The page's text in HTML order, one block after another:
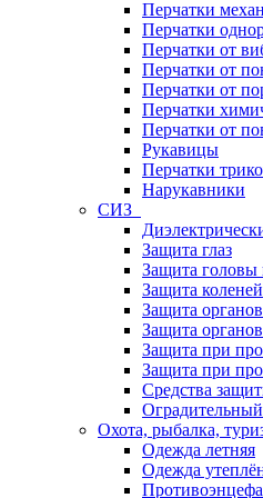
Перчатки
Перчатки
Перчатки от
Перчатки от
Перчатки от
Перчатки
Перчатки от
Рукавицы
Перчатки
Нарукавники
СИЗ
Защита глаз
Защита головы
Защита коленей
Защита
Защита
Защита при
Защита при
Средства
Охота, рыбалка,
Одежда летняя
Одежда